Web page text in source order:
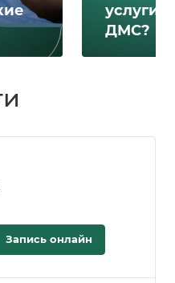
услуги
ДМС?
Запись онлайн